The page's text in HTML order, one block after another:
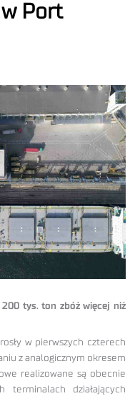
w Port
200 tys. ton zbóż więcej niż
w pierwszych czterech
z analogicznym okresem
realizowane są obecnie
terminalach działających